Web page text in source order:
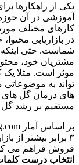
یکی از راهکارها
آموزشی در آن
کارهای مختلف مورد
در بازاریابی
شماست. حتی اینکه
مشتریان خود،
موثر است. مثلا
تواند به
های درمان گل های
مستقیم بر رشد گل
۳ برابر بیشتر از بازاریابی به شیوه های سنتی برایتان
فروش فراهم می
انتخاب درست